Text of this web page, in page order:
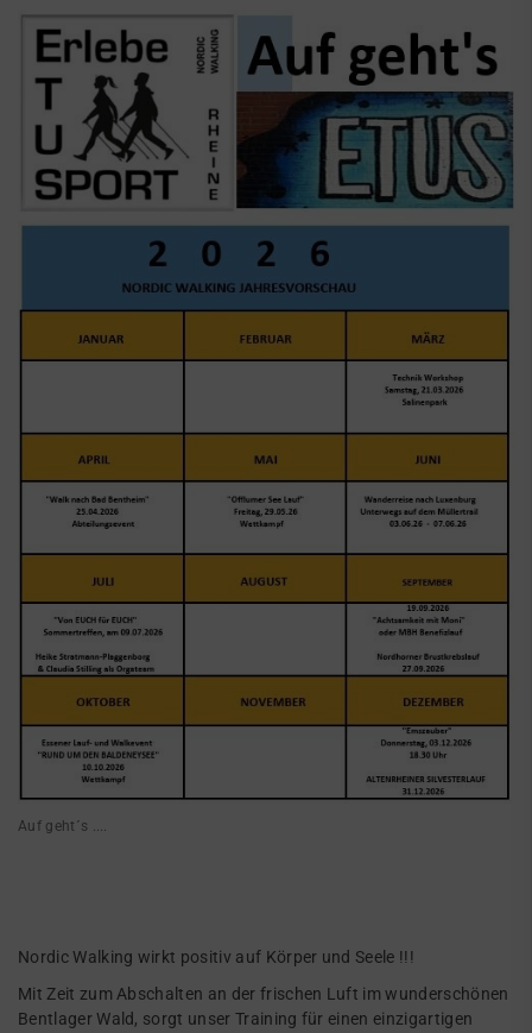
Auf geht´s ....
Nordic Walking wirkt positiv auf Körper und Seele !!!
Mit Zeit zum Abschalten an der frischen Luft im wunderschönen
Bentlager Wald, sorgt unser Training für einen einzigartigen